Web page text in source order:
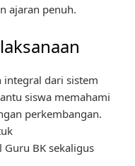
ajaran penuh.
integral dari sistem
siswa memahami
perkembangan.
BK sekaligus